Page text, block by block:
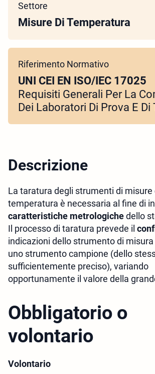
Settore
Misure Di Temperatura
Riferimento Normativo
UNI CEI EN ISO/IEC 17025
Requisiti Generali Per La
Dei Laboratori Di Prova E Di
Descrizione
La taratura degli strumenti di misure
temperatura è necessaria al fine di
caratteristiche metrologichedello
Il processo di taratura prevede il
indicazioni dello strumento di
uno strumento campione (dello
sufficientemente preciso), variando
opportunamente il valore della
Obbligatorio o
volontario
Volontario